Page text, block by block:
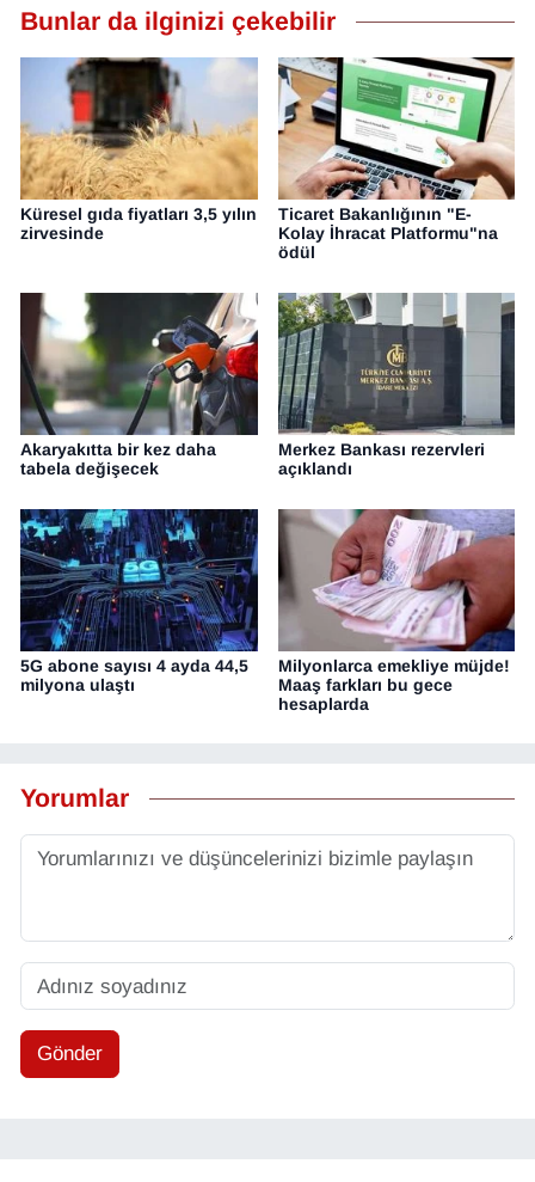
Bunlar da ilginizi çekebilir
Küresel gıda fiyatları 3,5 yılın
zirvesinde
Ticaret Bakanlığının "E-
Kolay İhracat Platformu"na
ödül
Akaryakıtta bir kez daha
tabela değişecek
Merkez Bankası rezervleri
açıklandı
5G abone sayısı 4 ayda 44,5
milyona ulaştı
Milyonlarca emekliye müjde!
Maaş farkları bu gece
hesaplarda
Yorumlar
Gönder